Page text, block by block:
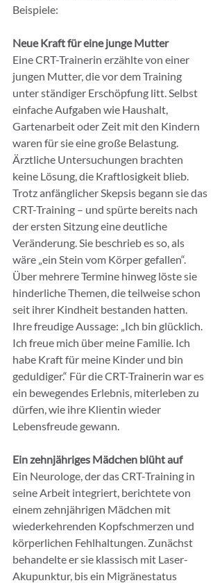
Beispiele:
Neue Kraft für eine junge Mutter
Eine CRT-Trainerin erzählte von einer
jungen Mutter, die vor dem Training
unter ständiger Erschöpfung litt. Selbst
einfache Aufgaben wie Haushalt,
Gartenarbeit oder Zeit mit den Kindern
waren für sie eine große Belastung.
Ärztliche Untersuchungen brachten
keine Lösung, die Kraftlosigkeit blieb.
Trotz anfänglicher Skepsis begann sie das
CRT-Training – und spürte bereits nach
der ersten Sitzung eine deutliche
Veränderung. Sie beschrieb es so, als
wäre „ein Stein vom Körper gefallen“.
Über mehrere Termine hinweg löste sie
hinderliche Themen, die teilweise schon
seit ihrer Kindheit bestanden hatten.
Ihre freudige Aussage: „Ich bin glücklich.
Ich freue mich über meine Familie. Ich
habe Kraft für meine Kinder und bin
geduldiger.“ Für die CRT-Trainerin war es
ein bewegendes Erlebnis, miterleben zu
dürfen, wie ihre Klientin wieder
Lebensfreude gewann.
Ein zehnjähriges Mädchen blüht auf
Ein Neurologe, der das CRT-Training in
seine Arbeit integriert, berichtete von
einem zehnjährigen Mädchen mit
wiederkehrenden Kopfschmerzen und
körperlichen Fehlhaltungen. Zunächst
behandelte er sie klassisch mit Laser-
Akupunktur, bis ein Migränestatus